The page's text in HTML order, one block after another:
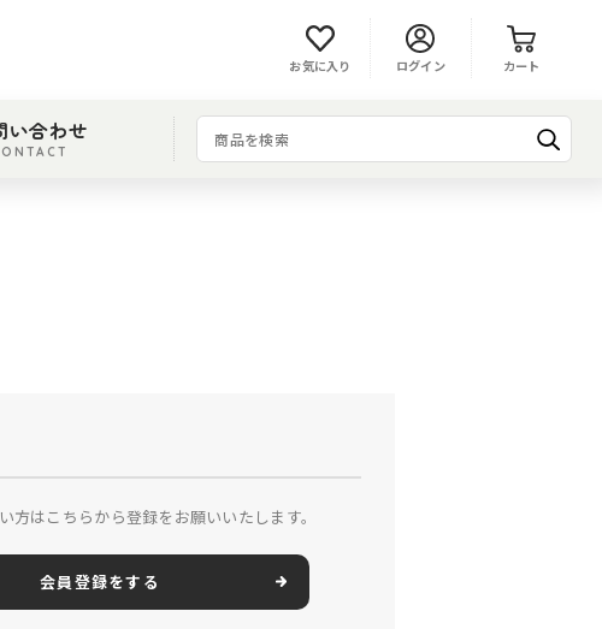
ログイン
お気に入り カート
い合わせ
方はこちらから登録をお願いいたします。
会員登録をする